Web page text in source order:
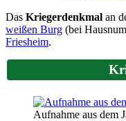
Das Kriegerdenkmal an
weißen Burg (bei
Friesheim.
Aufnahme aus dem